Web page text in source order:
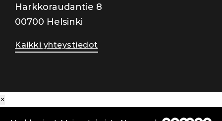
Harkkoraudantie 8
00700 Helsinki
Kaikki yhteystiedot
×